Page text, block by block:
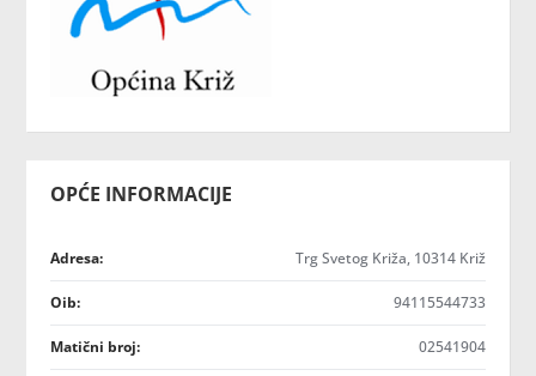
OPĆE INFORMACIJE
Adresa: Trg Svetog Križa, 10314 Križ
Oib: 94115544733
Matični broj: 02541904